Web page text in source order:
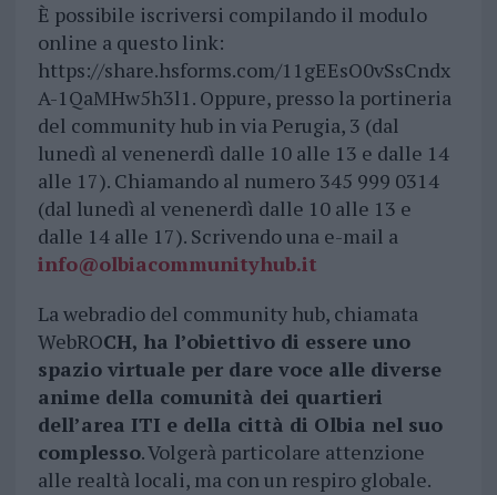
È possibile iscriversi compilando il modulo
online a questo link:
https://share.hsforms.com/11gEEsO0vSsCndx
A-1QaMHw5h3l1. Oppure, presso la portineria
del community hub in via Perugia, 3 (dal
lunedì al venenerdì dalle 10 alle 13 e dalle 14
alle 17). Chiamando al numero 345 999 0314
(dal lunedì al venenerdì dalle 10 alle 13 e
dalle 14 alle 17). Scrivendo una e-mail a
info@olbiacommunityhub.it
La webradio del community hub, chiamata
WebROCH, ha l’obiettivo di essere uno
spazio virtuale per dare voce alle diverse
anime della comunità dei quartieri
dell’area ITI e della città di Olbia nel suo
complesso. Volgerà particolare attenzione
alle realtà locali, ma con un respiro globale.